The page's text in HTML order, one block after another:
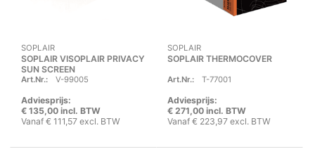
SOPLAIR
SOPLAIR VISOPLAIR PRIVACY
SUN SCREEN
Art.Nr.: V-99005
Adviesprijs:
€ 135,00 incl. BTW
Vanaf € 111,57 excl. BTW
SOPLAIR
SOPLAIR THERMOCOVER
Art.Nr.: T-77001
Adviesprijs:
€ 271,00 incl. BTW
Vanaf € 223,97 excl. BTW